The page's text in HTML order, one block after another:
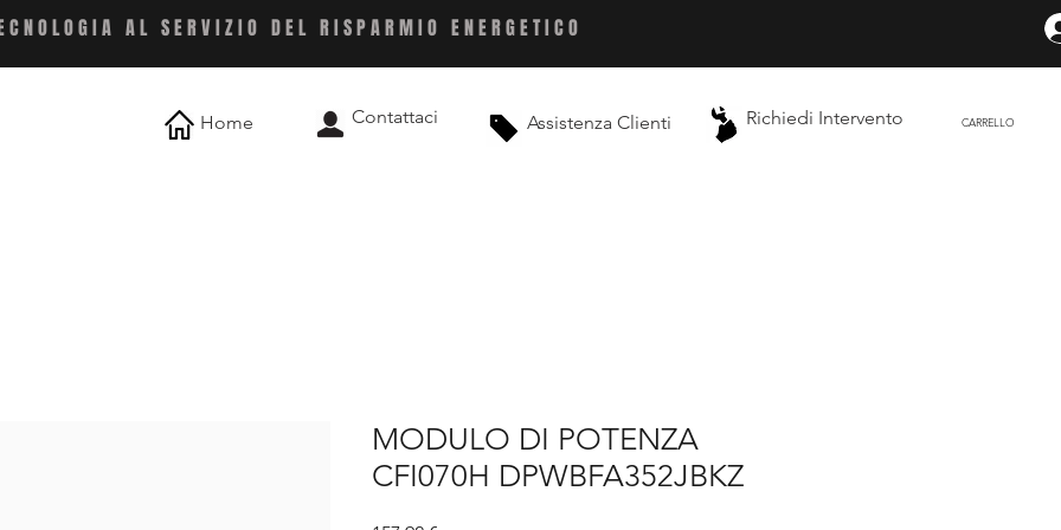
AL SERVIZIO DEL RISPARMIO ENERGETICO
MODULO DI POTENZA
CFI070H DPWBFA352JBKZ
CARRELLO
Richiedi Intervento
Assistenza Clienti
Contattaci
Home